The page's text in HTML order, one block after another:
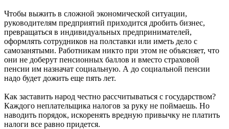
Чтобы выжить в сложной экономической ситуации,
руководителям предприятий приходится дробить бизнес,
превращаться в индивидуальных предпринимателей,
оформлять сотрудников на полставки или иметь дело с
самозанятыми. Работникам никто при этом не объясняет, что
они не доберут пенсионных баллов и вместо страховой
пенсии им назначат социальную. А до социальной пенсии
надо будет дожить еще пять лет.
Как заставить народ честно рассчитываться с государством?
Каждого неплательщика налогов за руку не поймаешь. Но
наводить порядок, искоренять вредную привычку не платить
налоги все равно придется.